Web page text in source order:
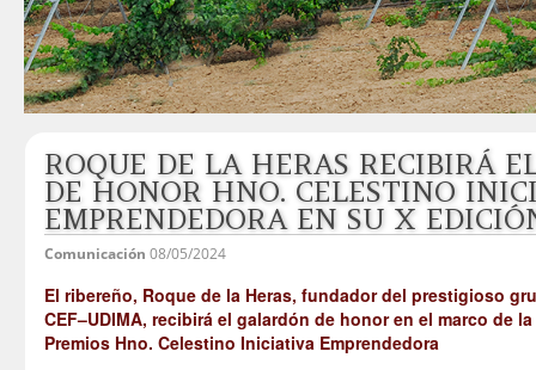
ROQUE DE LA HERAS RECIBIRÁ
DE HONOR HNO. CELESTINO
EMPRENDEDORA EN SU X
Comunicación 08/05/2024
El ribereño, Roque de la Heras, fundador del prestigioso
CEF–UDIMA, recibirá el galardón de honor en el marco de
Premios Hno. Celestino Iniciativa Emprendedora